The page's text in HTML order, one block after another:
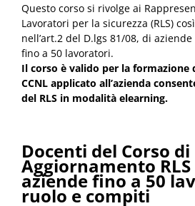
Questo corso si rivolge ai
Lavoratori per la sicurezza (RLS)
nell’art.2 del D.lgs 81/08, di
fino a 50 lavoratori.
Il corso è valido per la formazione
CCNL applicato all’azienda
del RLS in modalità elearning.
Docenti del Corso di
Aggiornamento
aziende fino a 50
ruolo e compiti